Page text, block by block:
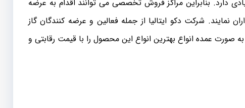
دارد. بنابراین مراکز فروش تخصصی می توانند اقدام به عرضه
نمایند. شرکت دکو ایتالیا از جمله فعالین و عرضه کنندگان گاز
صورت عمده انواع بهترین انواع این محصول را با قیمت رقابتی و